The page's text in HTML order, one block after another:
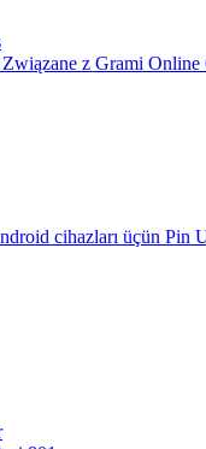
z Grami Online
cihazları üçün Pin